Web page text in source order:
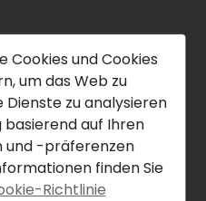
Cookies und Cookies
um das Web zu
Dienste zu analysieren
auf Ihren
und -präferenzen
finden Sie
Richtlinie